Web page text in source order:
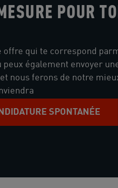
POUR
offre qui te correspond
également envoyer
nous ferons de notre
SPONTANÉE